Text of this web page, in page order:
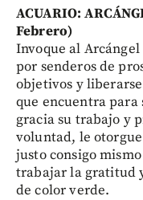
ACUARIO:
Febrero)
Invoque al
por senderos de
objetivos y
que encuentra para
gracia su trabajo y
voluntad, le
justo consigo
trabajar la gratitud
de color verde.